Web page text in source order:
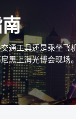
通工具还是乘坐飞
黑上海光博会现场